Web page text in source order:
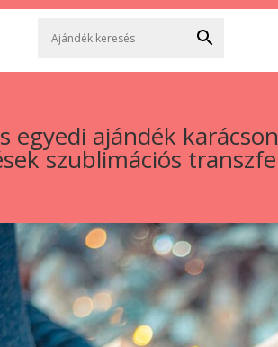
egyedi ajándék
szublimációs